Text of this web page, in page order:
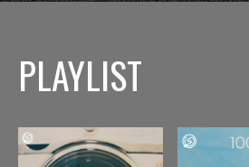
PLAYLIST